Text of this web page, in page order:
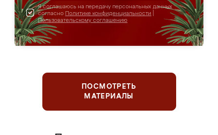
Я соглашаюсь на передачу персональных данных
согласно Политике конфиденциальности
Пользовательскому соглашению
ПОСМОТРЕТЬ
МАТЕРИАЛЫ